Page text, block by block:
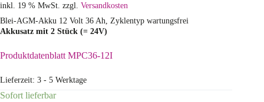
inkl. 19 % MwSt. zzgl. Versandkosten
Blei-AGM-Akku 12 Volt 36 Ah, Zyklentyp wartungsfrei
Akkusatz mit 2 Stück (= 24V)
Produktdatenblatt MPC36-12I
Lieferzeit: 3 - 5 Werktage
Sofort lieferbar